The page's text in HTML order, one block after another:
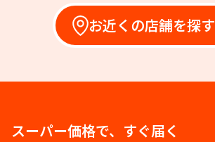
お近くの店舗を探す
スーパー価格で、すぐ届く